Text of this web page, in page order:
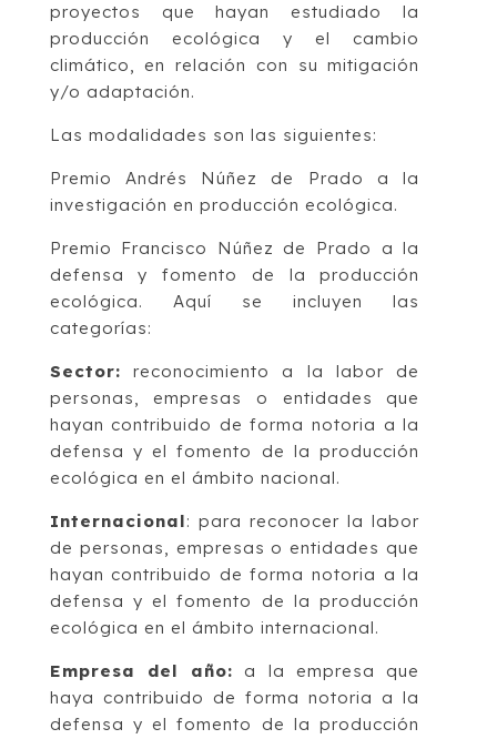
proyectos que hayan estudiado la
producción ecológica y el cambio
climático, en relación con su mitigación
y/o adaptación.
Las modalidades son las siguientes:
Premio Andrés Núñez de Prado a la
investigación en producción ecológica.
Premio Francisco Núñez de Prado a la
defensa y fomento de la producción
ecológica. Aquí se incluyen las
categorías:
Sector: reconocimiento a la labor de
personas, empresas o entidades que
hayan contribuido de forma notoria a la
defensa y el fomento de la producción
ecológica en el ámbito nacional.
Internacional: para reconocer la labor
de personas, empresas o entidades que
hayan contribuido de forma notoria a la
defensa y el fomento de la producción
ecológica en el ámbito internacional.
Empresa del año: a la empresa que
haya contribuido de forma notoria a la
defensa y el fomento de la producción